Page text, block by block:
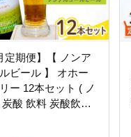
定期便】【 ノンア
ビール 】 オホー
ー 12本セット ( ノ
炭酸 飲料 炭酸飲料